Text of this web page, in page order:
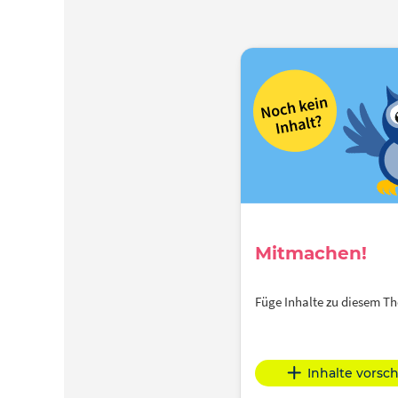
Mitmachen!
Füge Inhalte zu diesem
Inhalte